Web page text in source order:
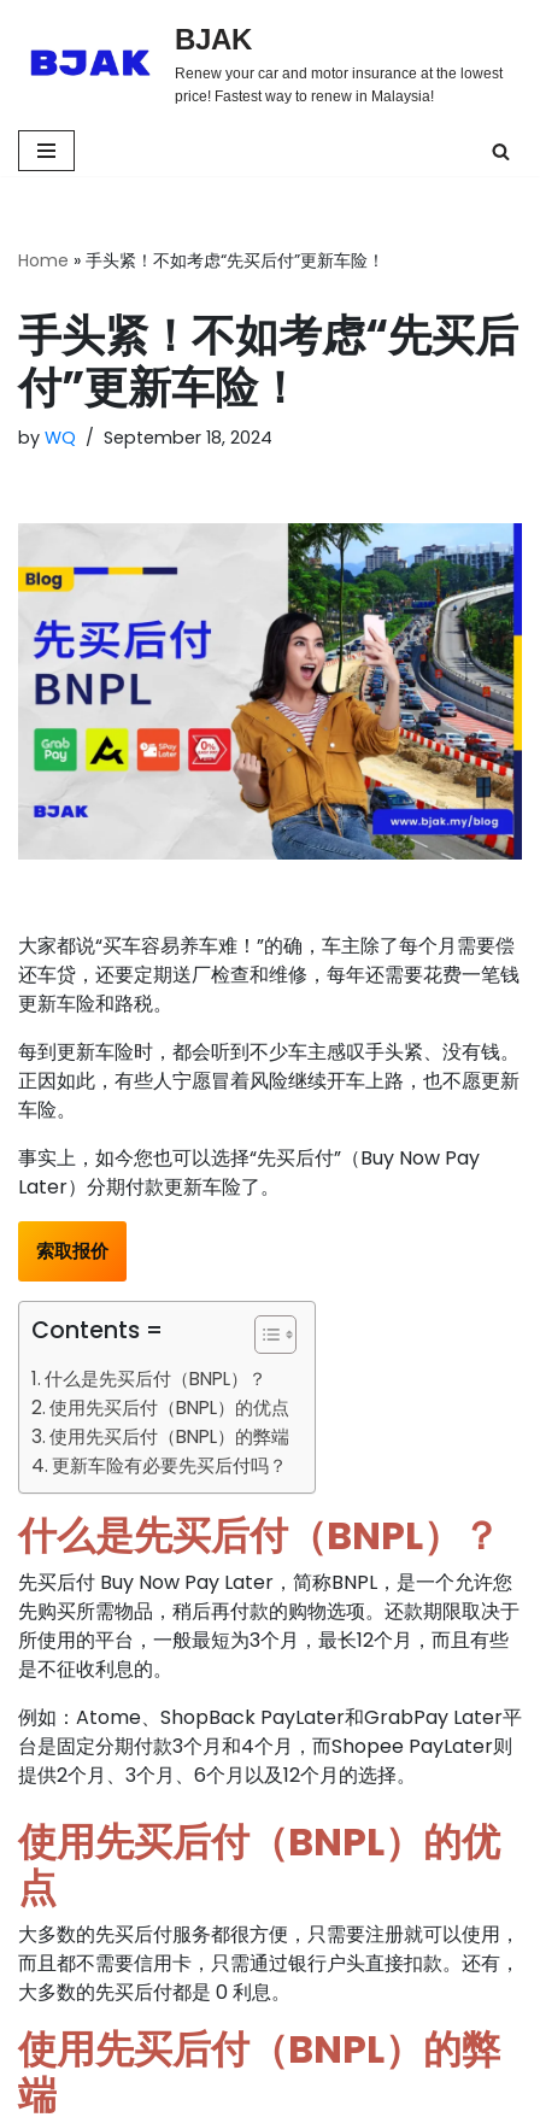
Skip
BJAK
Renew your car and motor insurance at the lowest
price! Fastest way to renew in Malaysia!
Home » 手头紧！不如考虑“先买后付”更新车险！
手头紧！不如考虑“先买后
付”更新车险！
by WQ September 18, 2024
大家都说“买车容易养车难！”的确，车主除了每个月需要偿
还车贷，还要定期送厂检查和维修，每年还需要花费一笔钱
更新车险和路税。
每到更新车险时，都会听到不少车主感叹手头紧、没有钱。
正因如此，有些人宁愿冒着风险继续开车上路，也不愿更新
车险。
事实上，如今您也可以选择“先买后付”（Buy Now Pay
Later）分期付款更新车险了。
索取报价
Contents =
什么是先买后付（BNPL）？
使用先买后付（BNPL）的优点
使用先买后付（BNPL）的弊端
更新车险有必要先买后付吗？
什么是先买后付（BNPL）？
先买后付 Buy Now Pay Later，简称BNPL，是一个允许您
先购买所需物品，稍后再付款的购物选项。还款期限取决于
所使用的平台，一般最短为3个月，最长12个月，而且有些
是不征收利息的。
例如：Atome、ShopBack PayLater和GrabPay Later平
台是固定分期付款3个月和4个月，而Shopee PayLater则
提供2个月、3个月、6个月以及12个月的选择。
使用先买后付（BNPL）的优
点
大多数的先买后付服务都很方便，只需要注册就可以使用，
而且都不需要信用卡，只需通过银行户头直接扣款。还有，
大多数的先买后付都是 0 利息。
使用先买后付（BNPL）的弊
端